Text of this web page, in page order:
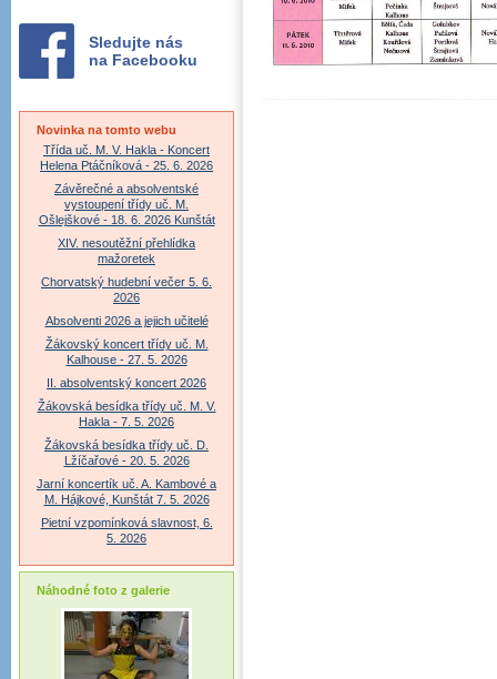
Sledujte nás
na Facebooku
Novinka na tomto webu
Třída uč. M. V. Hakla - Koncert
Helena Ptáčníková - 25. 6. 2026
Závěrečné a absolventské
vystoupení třídy uč. M.
Ošlejškové - 18. 6. 2026 Kunštát
XIV. nesoutěžní přehlídka
mažoretek
Chorvatský hudební večer 5. 6.
2026
Absolventi 2026 a jejich učitelé
Žákovský koncert třídy uč. M.
Kalhouse - 27. 5. 2026
II. absolventský koncert 2026
Žákovská besídka třídy uč. M. V.
Hakla - 7. 5. 2026
Žákovská besídka třídy uč. D.
Lžíčařové - 20. 5. 2026
Jarní koncertík uč. A. Kambové a
M. Hájkové, Kunštát 7. 5. 2026
Pietní vzpomínková slavnost, 6.
5. 2026
Náhodné foto z galerie